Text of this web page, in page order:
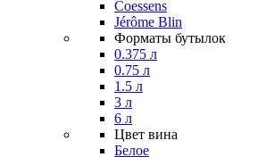
Coessens
Jérôme Blin
Форматы бутылок
0.375 л
0.75 л
1.5 л
3 л
6 л
Цвет вина
Белое